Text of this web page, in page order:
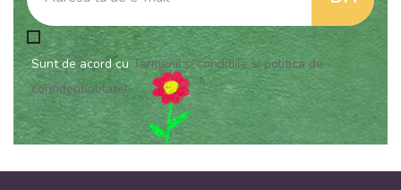
Sunt de acord cuTermenii si conditiile si politica de
confidentialitate!